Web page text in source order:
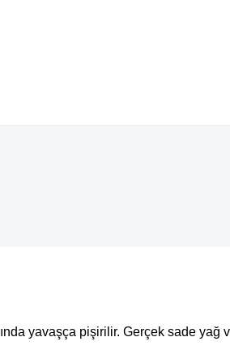
yavaşça pişirilir. Gerçek sade yağ